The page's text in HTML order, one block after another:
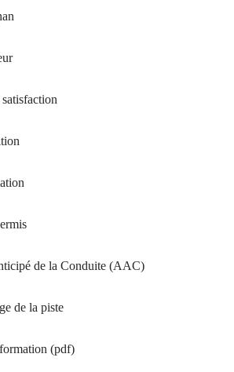
de la Conduite (AAC)
de la piste
(pdf)